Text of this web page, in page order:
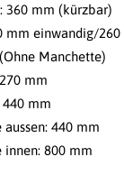
360 mm (kürzbar)
mm einwandig/260
Manchette)
mm
440 mm
440 mm
innen: 800 mm